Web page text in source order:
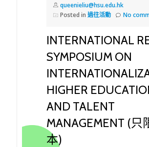
queenieliu@hsu.edu.hk
Posted in 過往活動 No
INTERNATIONAL
SYMPOSIUM ON
HIGHER
AND TALENT
MANAGEMENT (只
本)